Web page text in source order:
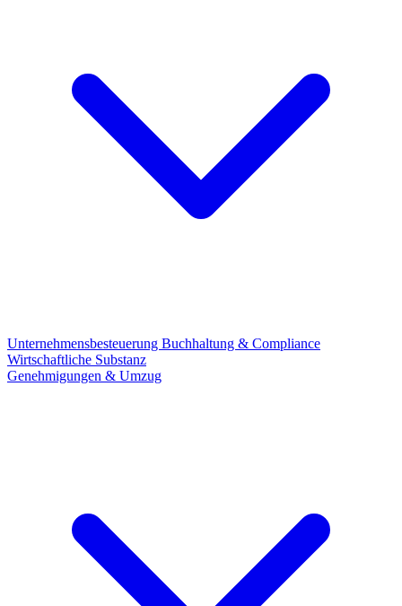
Unternehmensbesteuerung Buchhaltung & Compliance
Wirtschaftliche Substanz
Genehmigungen & Umzug